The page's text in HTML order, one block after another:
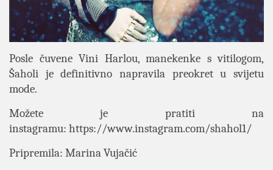
Posle čuvene Vini Harlou, manekenke s vitilogom,
Šaholi je definitivno napravila preokret u svijetu
mode.
Možete je pratiti na
instagramu: https://www.instagram.com/shahol1/
Pripremila: Marina Vujačić